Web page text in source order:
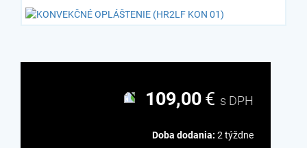
109,00€ s DPH
Doba dodania: 2 týždne